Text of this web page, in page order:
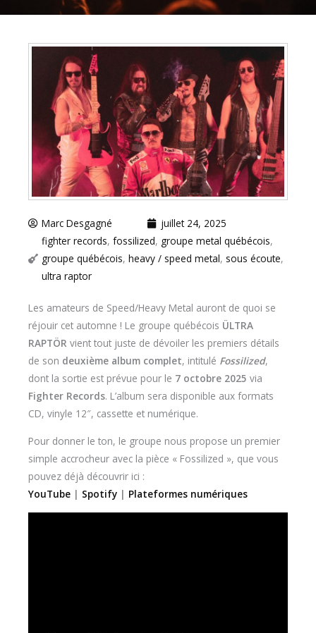
Marc Desgagné
juillet 24, 2025
fighter records, fossilized, groupe metal québécois,
groupe québécois, heavy / speed metal, sous écoute,
ultra raptor
Les amateurs de Speed/Heavy Metal auront de quoi se
réjouir cet automne ! Le groupe québécois ÜLTRA
RAPTÖR vient tout juste de dévoiler les premiers détails
de son deuxième album complet, intitulé Fossilized,
dont la sortie est prévue pour le 7 octobre 2025 via
Fighter Records. L’album sera disponible aux formats
CD, vinyle 12″, cassette et numérique.
Pour donner le ton, le groupe nous propose un premier
simple accrocheur avec la pièce « Fossilized », que vous
pouvez déjà découvrir ici :
YouTube | Spotify | Plateformes numériques